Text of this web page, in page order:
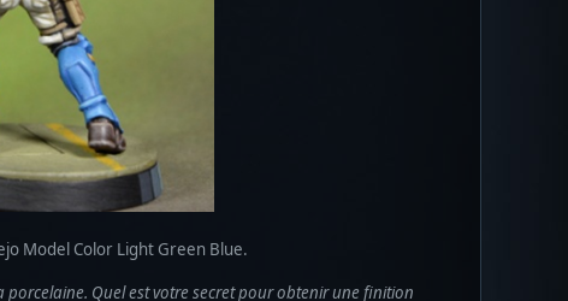
Model Color Light Green Blue.
porcelaine. Quel est votre secret pour obtenir une finition